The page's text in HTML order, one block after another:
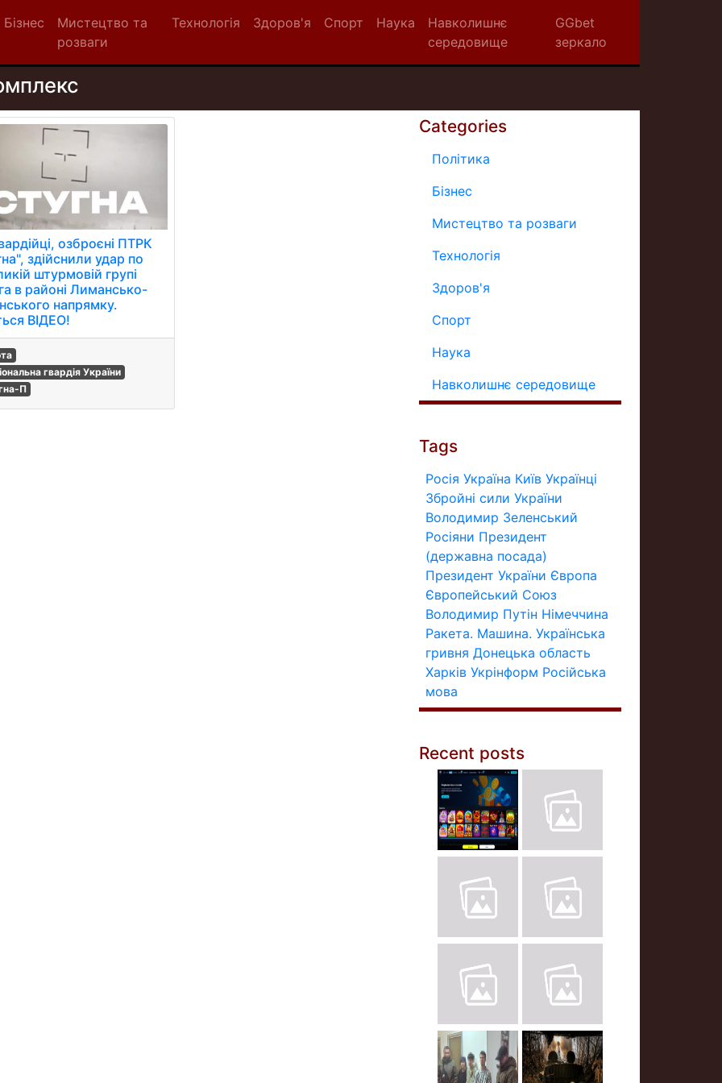
Бізнес
Мистецтво та
розваги
Технологія Здоров'я Спорт Наука
Навколишнє
середовище
GGbet
зеркало
озброєні ПТРК
здійснили удар по
штурмовій групі
в районі Лимансько-
напрямку.
ВIДЕО!
гвардія України
П
Categories
Політика
Бізнес
Мистецтво та розваги
Технологія
Здоров'я
Спорт
Наука
Навколишнє середовище
Tags
Росія Україна Київ Українці
Збройні сили України
Володимир Зеленський
Росіяни Президент
(державна посада)
Президент України Європа
Європейський Союз
Володимир Путін Німеччина
Ракета. Машина. Українська
гривня Донецька область
Харків Укрінформ Російська
мова
Recent posts